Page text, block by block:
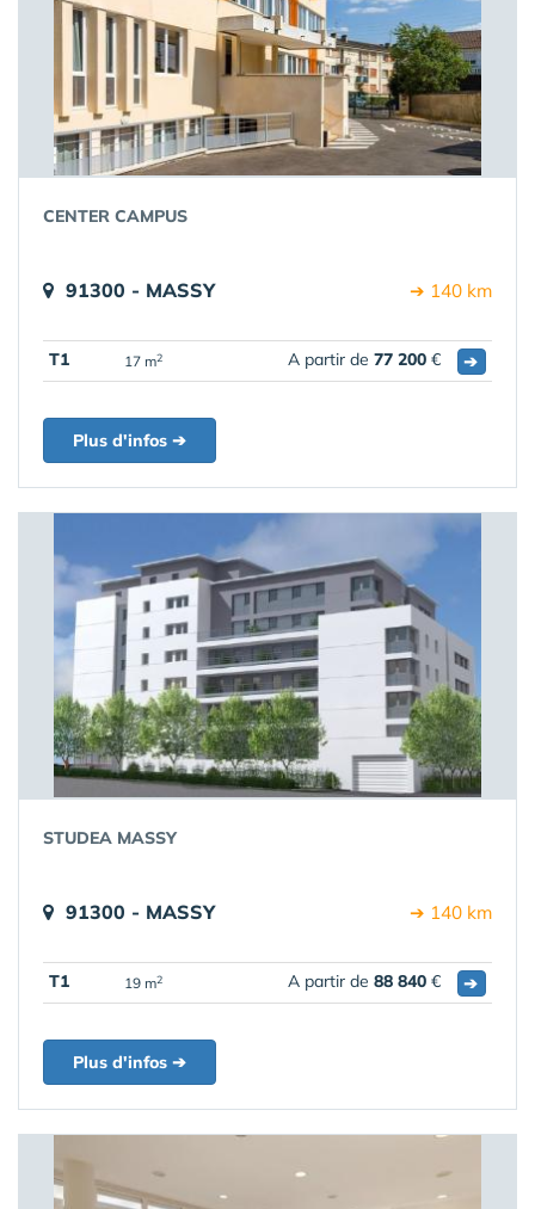
CENTER CAMPUS
91300 - MASSY ➔ 140 km
T1 17 m2 A partir de 77 200 € ➔
Plus d'infos ➔
STUDEA MASSY
91300 - MASSY ➔ 140 km
T1 19 m2 A partir de 88 840 € ➔
Plus d'infos ➔